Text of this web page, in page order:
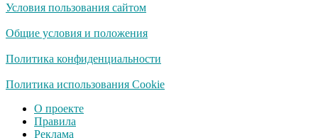
Скрытая камера на
люди вытворяют, когда
Ролик длится
смеяться вы будете
Условия пользования сайтом
Общие условия и положения
Политика конфиденциальности
Политика использования Cookie
О проекте
Правила
Реклама